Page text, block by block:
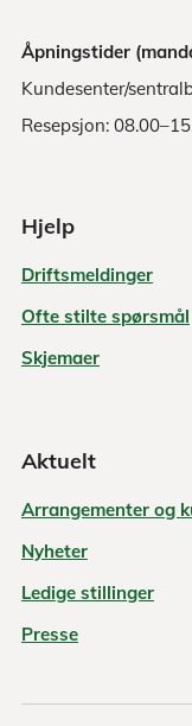
Åpningstider
Kundesenter/
Resepsjon:
Hjelp
Driftsmeldinger
Ofte stilte spørsmål
Skjemaer
Aktuelt
Arrangementer og
Nyheter
Ledige stillinger
Presse